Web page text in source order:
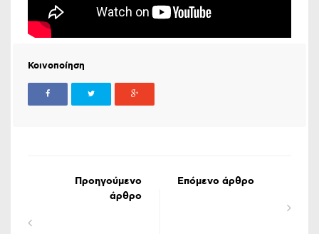
Κοινοποίηση
Προηγούμενο
άρθρο
Επόμενο άρθρο